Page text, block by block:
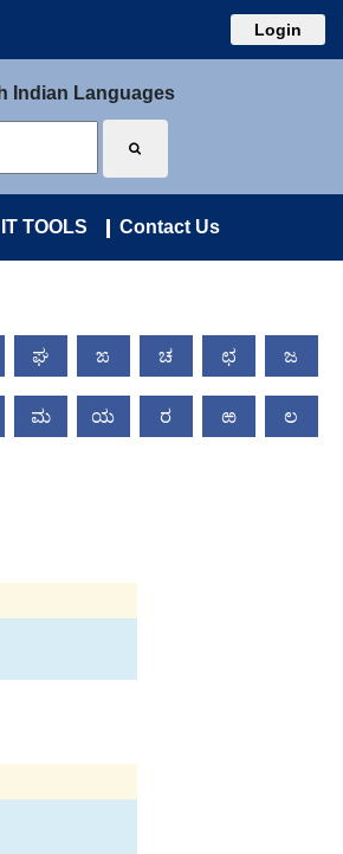
Login
Indian Languages
IT TOOLS Contact Us
ಘ ಙ ಚ ಛ ಜ
ಮ ಯ ರ ಱ ಲ